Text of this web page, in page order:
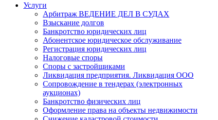
Услуги
Арбитраж ВЕДЕНИЕ ДЕЛ В СУДАХ
Взыскание долгов
Банкротство юридических лиц
Абонентское юридическое обслуживание
Регистрация юридических лиц
Налоговые споры
Споры с застройщиками
Ликвидация предприятия. Ликвидация ООО
Сопровождение в тендерах (электронных
аукционах)
Банкротство физических лиц
Оформление права на объекты недвижимости